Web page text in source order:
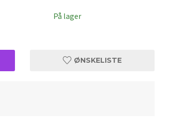
På lager
ØNSKELISTE